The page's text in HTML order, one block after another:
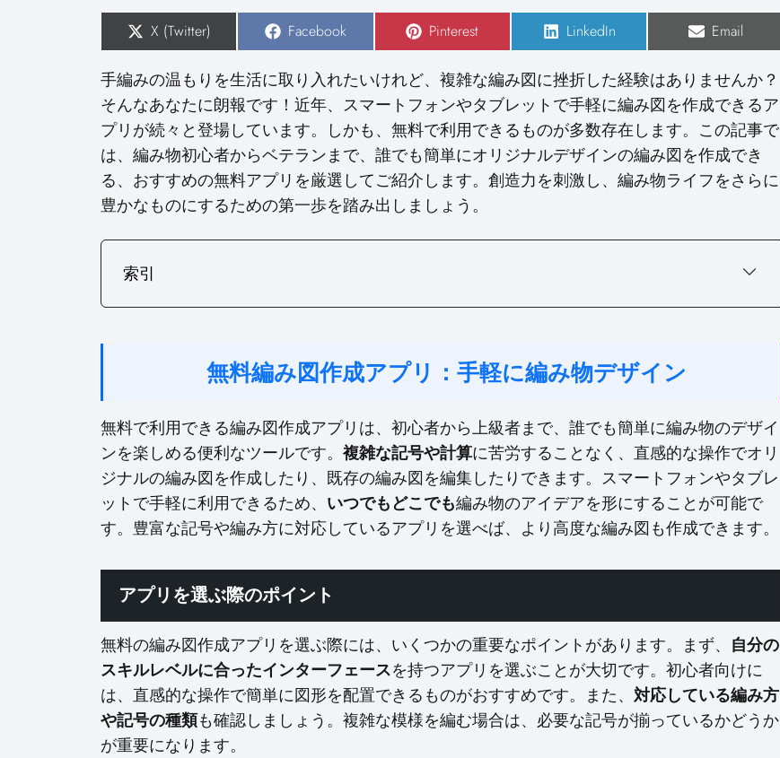
S
r
e
o
n
X (Twitter) S
r
e
o
n
Facebook S
o
n
Pinterest S
r
e
o
LinkedIn S
e
o
n
Email
手編みの温もりを生活に取り入れたいけれど、複雑な編み図に挫折した経験はありませんか？
そんなあなたに朗報です！近年、スマートフォンやタブレットで手軽に編み図を作成できるア
プリが続々と登場しています。しかも、無料で利用できるものが多数存在します。この記事で
は、編み物初心者からベテランまで、誰でも簡単にオリジナルデザインの編み図を作成でき
る、おすすめの無料アプリを厳選してご紹介します。創造力を刺激し、編み物ライフをさらに
豊かなものにするための第一歩を踏み出しましょう。
索引
無料編み図作成アプリ：手軽に編み物デザイン
無料で利用できる編み図作成アプリは、初心者から上級者まで、誰でも簡単に編み物のデザイ
ンを楽しめる便利なツールです。 複雑な記号や計算に苦労することなく、直感的な操作でオリ
ジナルの編み図を作成したり、既存の編み図を編集したりできます。スマートフォンやタブレ
ットで手軽に利用できるため、 いつでもどこでも編み物のアイデアを形にすることが可能で
す。豊富な記号や編み方に対応しているアプリを選べば、より高度な編み図も作成できます。
アプリを選ぶ際のポイント
無料の編み図作成アプリを選ぶ際には、いくつかの重要なポイントがあります。まず、 自分の
スキルレベルに合ったインターフェースを持つアプリを選ぶことが大切です。初心者向けに
は、直感的な操作で簡単に図形を配置できるものがおすすめです。また、 対応している編み方
や記号の種類も確認しましょう。複雑な模様を編む場合は、必要な記号が揃っているかどうか
が重要になります。